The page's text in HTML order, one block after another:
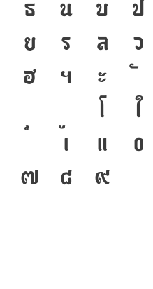
ธ น บ ป
ย ร ล ว
ฮ ฯ ะ
โ
ใ
เ
แ ๐
๗ ๘ ๙